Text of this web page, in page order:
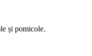
și pomicole.